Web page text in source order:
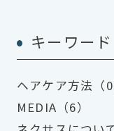
キーワード
ヘアケア方法（0
MEDIA（6）